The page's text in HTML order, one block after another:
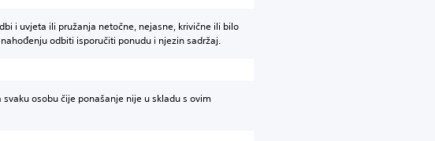
i uvjeta ili pružanja netočne, nejasne, krivične ili bilo
odbiti isporučiti ponudu i njezin sadržaj.
osobu čije ponašanje nije u skladu s ovim